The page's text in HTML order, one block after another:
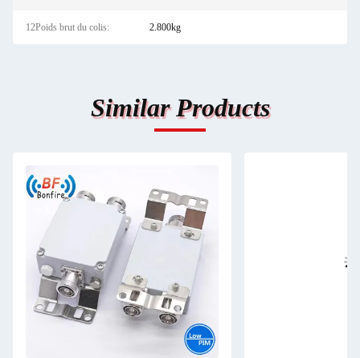
12Poids brut du colis: 2.800kg
Similar Products